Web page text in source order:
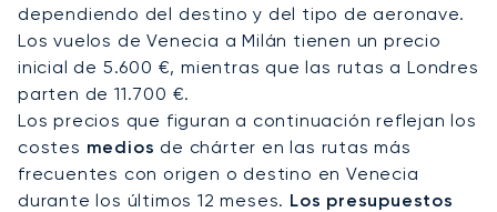
d'Ampezzo, a unos 35 minutos de vuelo.
Como primer bróker de aviación privada europeo
con certificación Argus®, LunaJets garantiza
llegadas puntuales durante eventos como la
Bienal, el Festival de Cine o el Carnaval,
coordinando permisos, servicios FBO (de aviación
privada) y traslados discretos del jet al palazzo.
dependiendo del destino y del tipo de aeronave.
Los vuelos de Venecia a Milán tienen un precio
inicial de 5.600 €, mientras que las rutas a Londres
parten de 11.700 €.
Los precios que figuran a continuación reflejan los
costes medios de chárter en las rutas más
frecuentes con origen o destino en Venecia
durante los últimos 12 meses. Los presupuestos